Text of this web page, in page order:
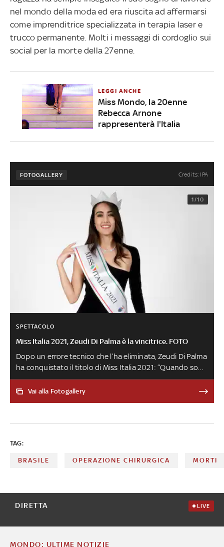
nel mondo della moda ed era riuscita ad affermarsi
come imprenditrice specializzata in terapia laser e
trucco permanente. Molti i messaggi di cordoglio sui
social per la morte della 27enne.
LEGGI ANCHE
Miss Mondo, la 20enne
Rebecca Arnone
rappresenterà l'Italia
FOTOGALLERY Credits: IPA
1/10
SPETTACOLO
Miss Italia 2021, Zeudi Di Palma è la vincitrice. FOTO
Dopo un errore tecnico che l’ha eliminata, Zeudi Di Palma
ha conquistato il titolo di Miss Italia 2021: “Quando sono
stata eliminata ho avuto un attimo di esitazione. Per me
è una vittoria inaspettata e davvero bella. Miss Italia è
Vai alla Fotogallery
TAG:
BRASILE OPERAZIONE CHIRURGICA MORTI
DIRETTA LIVE
MONDO: ULTIME NOTIZIE